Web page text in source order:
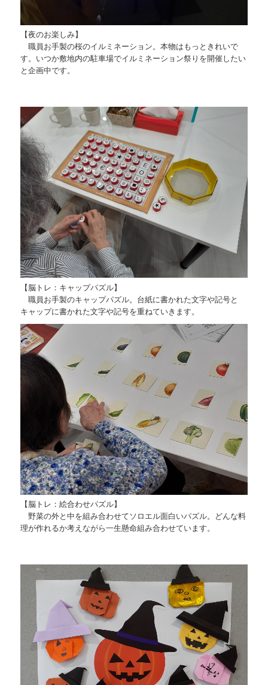
【夜のお楽しみ】
職員お手製の桜のイルミネーション。本物はもっときれいで
す。いつか敷地内の駐車場でイルミネーション祭りを開催したい
と企画中です。
【脳トレ：キャップパズル】
職員お手製のキャップパズル。台紙に書かれた文字や記号と
キャップに書かれた文字や記号を重ねていきます。
【脳トレ：絵合わせパズル】
野菜の外と中を組み合わせてソロエル面白いパズル。どんな料
理が作れるか考えながら一生懸命組み合わせています。